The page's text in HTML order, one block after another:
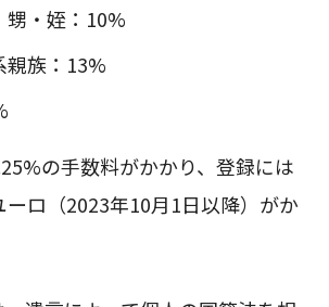
甥・姪：10%
親族：13%
の手数料がかかり、登録には
ロ（2023年10月1日以降）がか